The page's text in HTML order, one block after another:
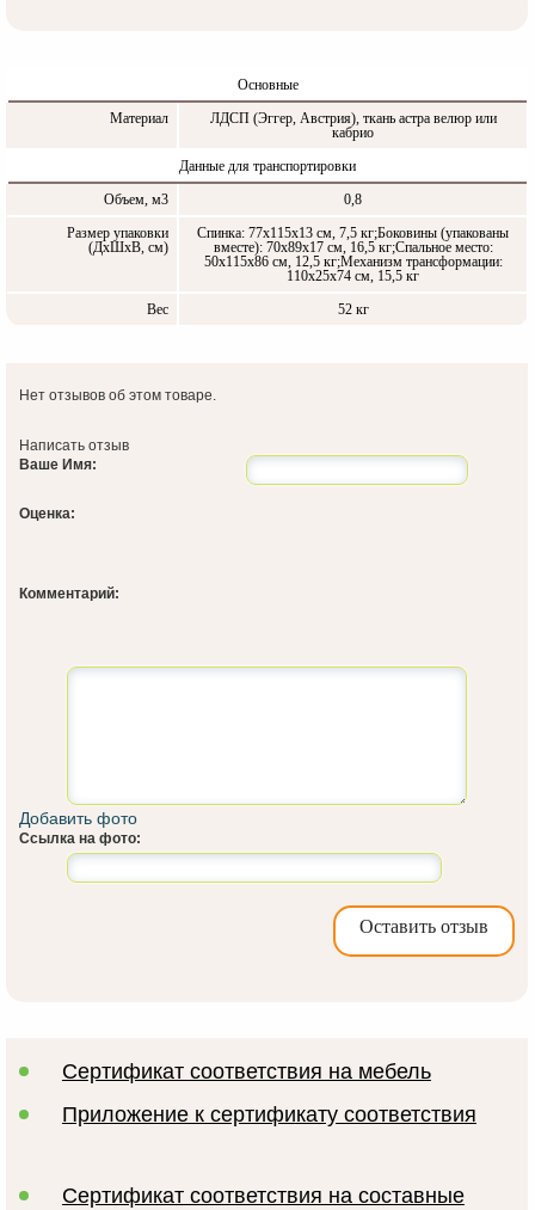
Основные
Материал
ЛДСП (Эггер, Австрия), ткань астра велюр или
кабрио
Данные для транспортировки
Объем, м3
0,8
Размер упаковки
(ДxШxВ, см)
Спинка: 77х115х13 см, 7,5 кг;Боковины (упакованы
вместе): 70х89х17 см, 16,5 кг;Спальное место:
50х115х86 см, 12,5 кг;Механизм трансформации:
110х25х74 см, 15,5 кг
Вес
52 кг
Нет отзывов об этом товаре.
Написать отзыв
Ваше Имя:
Оценка:
Комментарий:
Добавить фото
Ссылка на фото:
Оставить отзыв
Сертификат соответствия на мебель
Приложение к сертификату соответствия
Сертификат соответствия на составные